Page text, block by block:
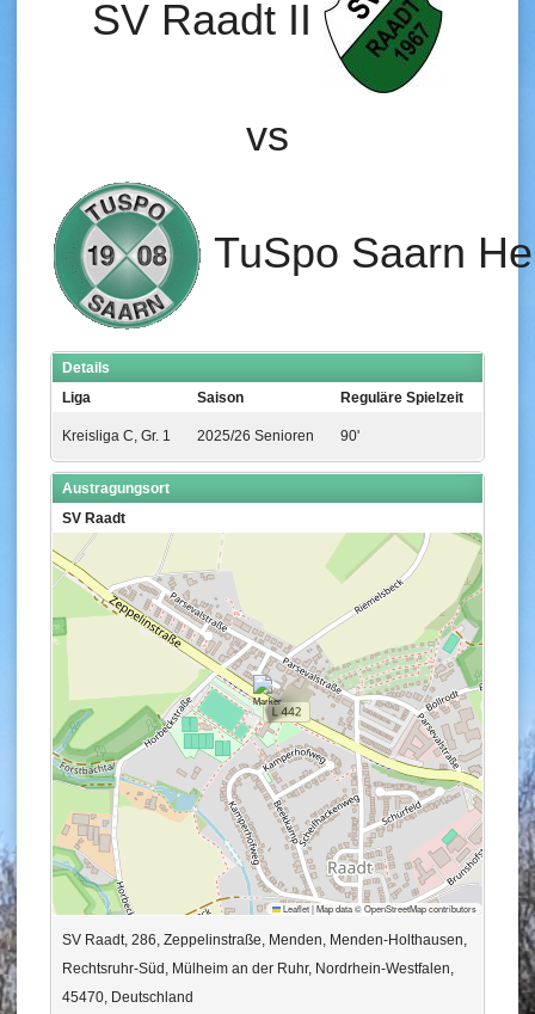
SV Raadt II
vs
TuSpo Saarn
Details
Liga
Saison Reguläre Spielzeit
Kreisliga C, Gr. 1 2025/26 Senioren 90'
Austragungsort
SV Raadt
Leaflet|Map data ©OpenStreetMapcontributors
SV Raadt, 286, Zeppelinstraße, Menden, Menden-Holthausen,
Rechtsruhr-Süd, Mülheim an der Ruhr, Nordrhein-Westfalen,
45470, Deutschland